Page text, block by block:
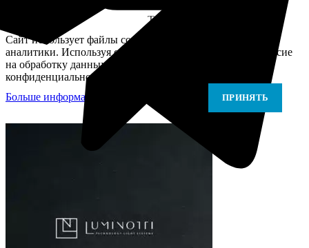
Telegram
Сайт использует файлы cookie для персонализации и
аналитики. Используя сайт, вы подтверждаете своё согласие
на обработку данных в соответствии с Политикой
конфиденциальности.
Больше информации
ПРИНЯТЬ